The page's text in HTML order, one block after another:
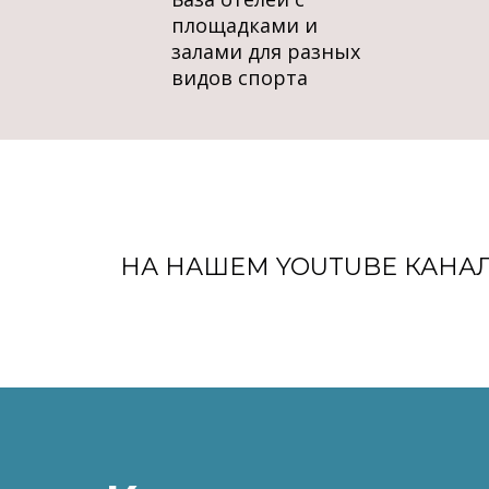
площадками и
залами для разных
видов спорта
НА НАШЕМ YOUTUBE